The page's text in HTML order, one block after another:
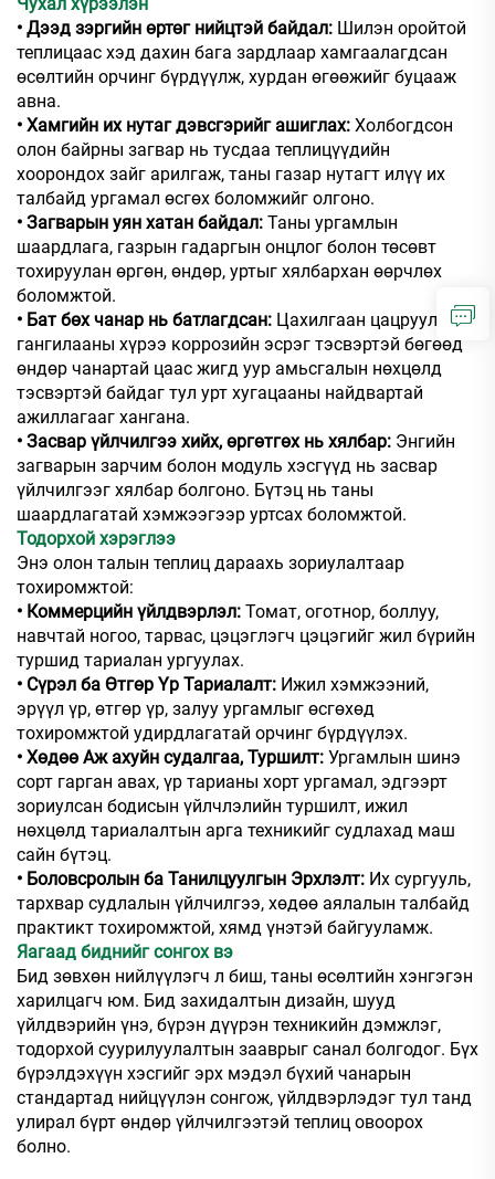
• Дээд зэргийн өртөг нийцтэй байдал: Шилэн оройтой
теплицаас хэд дахин бага зардлаар хамгаалагдсан
өсөлтийн орчинг бүрдүүлж, хурдан өгөөжийг буцааж
авна.
• Хамгийн их нутаг дэвсгэрийг ашиглах: Холбогдсон
олон байрны загвар нь тусдаа теплицүүдийн
хоорондох зайг арилгаж, таны газар нутагт илүү их
талбайд ургамал өсгөх боломжийг олгоно.
• Загварын уян хатан байдал: Таны ургамлын
шаардлага, газрын гадаргын онцлог болон төсөвт
тохируулан өргөн, өндөр, уртыг хялбархан өөрчлөх
боломжтой.
• Бат бөх чанар нь батлагдсан: Цахилгаан цацруулсан
гангилааны хүрээ коррозийн эсрэг тэсвэртэй бөгөөд
өндөр чанартай цаас жигд уур амьсгалын нөхцөлд
тэсвэртэй байдаг тул урт хугацааны найдвартай
ажиллагааг хангана.
• Засвар үйлчилгээ хийх, өргөтгөх нь хялбар: Энгийн
загварын зарчим болон модуль хэсгүүд нь засвар
үйлчилгээг хялбар болгоно. Бүтэц нь таны
шаардлагатай хэмжээгээр уртсах боломжтой.
Тодорхой хэрэглээ
Энэ олон талын теплиц дараахь зориулалтаар
тохиромжтой:
• Коммерцийн үйлдвэрлэл: Томат, оготнор, боллуу,
навчтай ногоо, тарвас, цэцэглэгч цэцэгийг жил бүрийн
туршид тариалан ургуулах.
• Сүрэл ба Өтгөр Үр Тариалалт: Ижил хэмжээний,
эрүүл үр, өтгөр үр, залуу ургамлыг өсгөхөд
тохиромжтой удирдлагатай орчинг бүрдүүлэх.
• Хөдөө Аж ахуйн судалгаа, Туршилт: Ургамлын шинэ
сорт гарган авах, үр тарианы хорт ургамал, эдгээрт
зориулсан бодисын үйлчлэлийн туршилт, ижил
нөхцөлд тариалалтын арга техникийг судлахад маш
сайн бүтэц.
• Боловсролын ба Танилцуулгын Эрхлэлт: Их сургууль,
тархвар судлалын үйлчилгээ, хөдөө аялалын талбайд
практикт тохиромжтой, хямд үнэтэй байгууламж.
Яагаад биднийг сонгох вэ
Бид зөвхөн нийлүүлэгч л биш, таны өсөлтийн хэнгэгэн
харилцагч юм. Бид захидалтын дизайн, шууд
үйлдвэрийн үнэ, бүрэн дүүрэн техникийн дэмжлэг,
тодорхой суурилуулалтын зааврыг санал болгодог. Бүх
бүрэлдэхүүн хэсгийг эрх мэдэл бүхий чанарын
стандартад нийцүүлэн сонгож, үйлдвэрлэдэг тул танд
улирал бүрт өндөр үйлчилгээтэй теплиц овоорох
болно.